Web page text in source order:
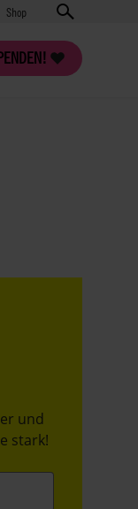
Shop
und
stark!